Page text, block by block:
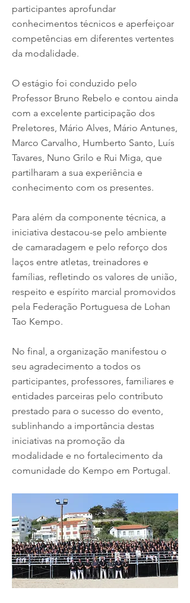
participantes aprofundar
conhecimentos técnicos e aperfeiçoar
competências em diferentes vertentes
da modalidade.
O estágio foi conduzido pelo
Professor Bruno Rebelo e contou ainda
com a excelente participação dos
Preletores, Mário Alves, Mário Antunes,
Marco Carvalho, Humberto Santo, Luís
Tavares, Nuno Grilo e Rui Miga, que
partilharam a sua experiência e
conhecimento com os presentes.
Para além da componente técnica, a
iniciativa destacou-se pelo ambiente
de camaradagem e pelo reforço dos
laços entre atletas, treinadores e
famílias, refletindo os valores de união,
respeito e espírito marcial promovidos
pela Federação Portuguesa de Lohan
Tao Kempo.
No final, a organização manifestou o
seu agradecimento a todos os
participantes, professores, familiares e
entidades parceiras pelo contributo
prestado para o sucesso do evento,
sublinhando a importância destas
iniciativas na promoção da
modalidade e no fortalecimento da
comunidade do Kempo em Portugal.